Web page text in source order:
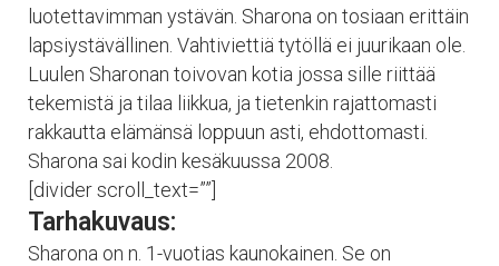
luotettavimman ystävän. Sharona on tosiaan erittäin
lapsiystävällinen. Vahtiviettiä tytöllä ei juurikaan ole.
Luulen Sharonan toivovan kotia jossa sille riittää
tekemistä ja tilaa liikkua, ja tietenkin rajattomasti
rakkautta elämänsä loppuun asti, ehdottomasti.
Sharona sai kodin kesäkuussa 2008.
[divider scroll_text=””]
Tarhakuvaus:
Sharona on n. 1-vuotias kaunokainen. Se on